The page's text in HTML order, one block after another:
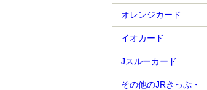
オレンジカード
イオカード
Jスルーカード
その他のJRきっぷ・